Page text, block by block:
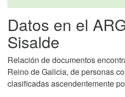
Datos en el
Sisalde
Relación de documentos
Reino de Galicia, de personas
clasificadas ascendentemente